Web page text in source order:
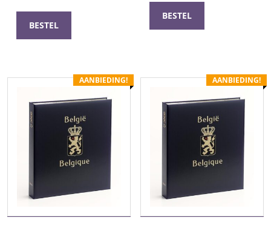
€ 58,00.
BESTEL
€ 58,00.
BESTEL
AANBIEDING! AANBIEDING!